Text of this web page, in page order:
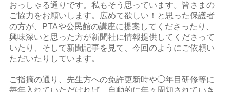
おっしゃる通りです。私もそう思っています。皆さまの
ご協力をお願いします。広めて欲しい！と思った保護者
の方が、PTAや公民館の講座に提案してくださったり、
興味深いと思った方が新聞社に情報提供してくださって
いたり、そして新聞記事を見て、今回のようにご依頼い
ただいたりしています。
ご指摘の通り、先生方への免許更新時や◯年目研修等に
毎年入れていただければ、自動的に年々周知されていき